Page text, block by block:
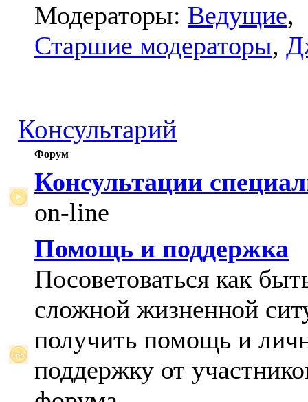
Модераторы: Ведущие,
Старшие модераторы,
Консультарий
Форум
Консультации
on-line
Помощь и поддержка
Посоветоваться как
сложной жизненной
получить помощь и
поддержку от